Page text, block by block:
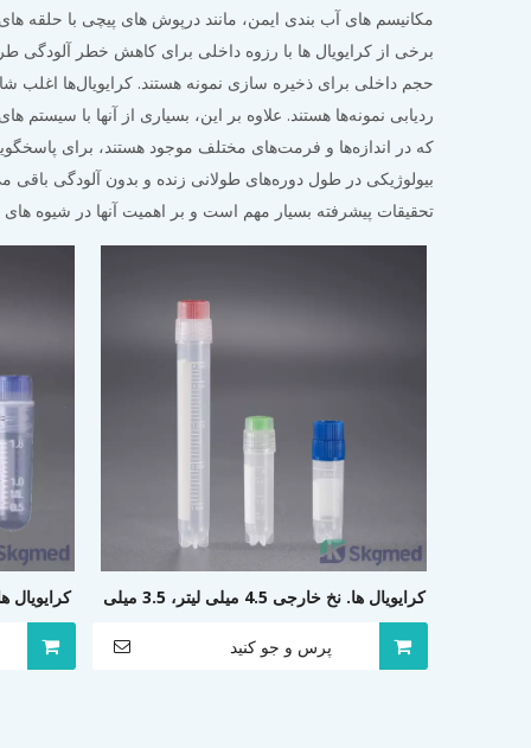
برخی از کرایویال ها با رزوه داخلی برای کاهش خطر آلودگی
حجم داخلی برای ذخیره سازی نمونه هستند. کرایویال‌ها
ردیابی نمونه‌ها هستند. علاوه بر این، بسیاری از آنها با سیستم
که در اندازه‌ها و فرمت‌های مختلف موجود هستند، برای
بیولوژیکی در طول دوره‌های طولانی زنده و بدون آلودگی باقی
تحقیقات پیشرفته بسیار مهم است و بر اهمیت آنها در شیوه
کرایویال ها. نخ خارجی 4.5 میلی لیتر، 3.5 میلی
لیتر، 2 میلی لیتر، 1.8 میلی لیتر، 1.0 میلی لیتر
پرس و جو کنید